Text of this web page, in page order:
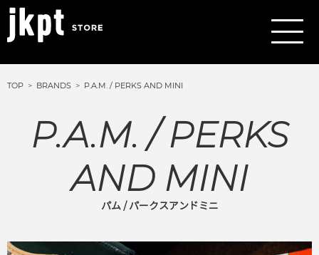
TOP BRANDS P.A.M. / PERKS AND MINI
P.A.M. / PERKS
AND MINI
パム / パークスアンドミニ